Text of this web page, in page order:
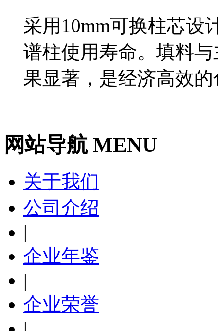
采用10mm可换柱芯设
谱柱使用寿命。填料
果显著，是经济高效
网站导航 MENU
关于我们
公司介绍
|
企业年鉴
|
企业荣誉